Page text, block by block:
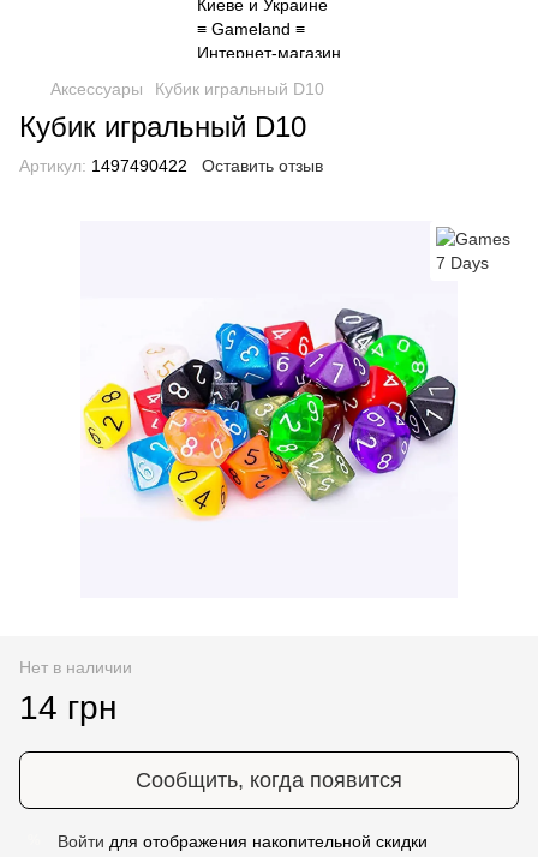
Аксессуары Кубик игральный D10
Кубик игральный D10
Артикул: 1497490422 Оставить отзыв
Нет в наличии
14 грн
Сообщить, когда появится
Войти для отображения накопительной скидки